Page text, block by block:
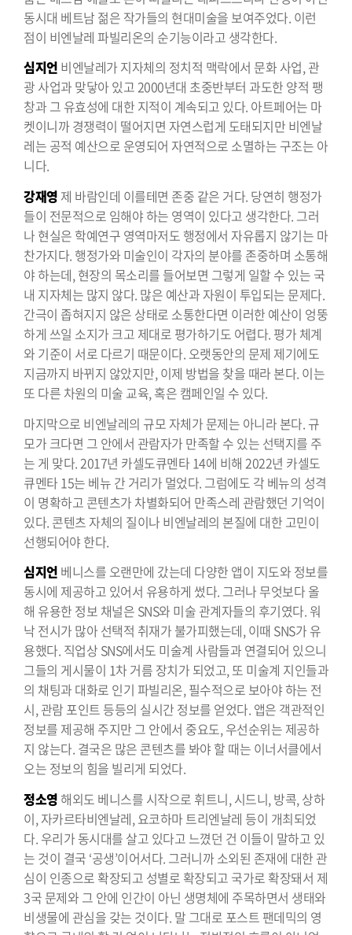
동시대 베트남 젊은 작가들의 현대미술을 보여주었다. 이런
점이 비엔날레 파빌리온의 순기능이라고 생각한다.
심지언 비엔날레가 지자체의 정치적 맥락에서 문화 사업, 관
광 사업과 맞닿아 있고 2000년대 초중반부터 과도한 양적 팽
창과 그 유효성에 대한 지적이 계속되고 있다. 아트페어는 마
켓이니까 경쟁력이 떨어지면 자연스럽게 도태되지만 비엔날
레는 공적 예산으로 운영되어 자연적으로 소멸하는 구조는 아
니다.
강재영 제 바람인데 이를테면 존중 같은 거다. 당연히 행정가
들이 전문적으로 임해야 하는 영역이 있다고 생각한다. 그러
나 현실은 학예연구 영역마저도 행정에서 자유롭지 않기는 마
찬가지다. 행정가와 미술인이 각자의 분야를 존중하며 소통해
야 하는데, 현장의 목소리를 들어보면 그렇게 일할 수 있는 국
내 지자체는 많지 않다. 많은 예산과 자원이 투입되는 문제다.
간극이 좁혀지지 않은 상태로 소통한다면 이러한 예산이 엉뚱
하게 쓰일 소지가 크고 제대로 평가하기도 어렵다. 평가 체계
와 기준이 서로 다르기 때문이다. 오랫동안의 문제 제기에도
지금까지 바뀌지 않았지만, 이제 방법을 찾을 때라 본다. 이는
또 다른 차원의 미술 교육, 혹은 캠페인일 수 있다.
마지막으로 비엔날레의 규모 자체가 문제는 아니라 본다. 규
모가 크다면 그 안에서 관람자가 만족할 수 있는 선택지를 주
는 게 맞다. 2017년 카셀도큐멘타 14에 비해 2022년 카셀도
큐멘타 15는 베뉴 간 거리가 멀었다. 그럼에도 각 베뉴의 성격
이 명확하고 콘텐츠가 차별화되어 만족스레 관람했던 기억이
있다. 콘텐츠 자체의 질이나 비엔날레의 본질에 대한 고민이
선행되어야 한다.
심지언 베니스를 오랜만에 갔는데 다양한 앱이 지도와 정보를
동시에 제공하고 있어서 유용하게 썼다. 그러나 무엇보다 올
해 유용한 정보 채널은 SNS와 미술 관계자들의 후기였다. 워
낙 전시가 많아 선택적 취재가 불가피했는데, 이때 SNS가 유
용했다. 직업상 SNS에서도 미술계 사람들과 연결되어 있으니
그들의 게시물이 1차 거름 장치가 되었고, 또 미술계 지인들과
의 채팅과 대화로 인기 파빌리온, 필수적으로 보아야 하는 전
시, 관람 포인트 등등의 실시간 정보를 얻었다. 앱은 객관적인
정보를 제공해 주지만 그 안에서 중요도, 우선순위는 제공하
지 않는다. 결국은 많은 콘텐츠를 봐야 할 때는 이너서클에서
오는 정보의 힘을 빌리게 되었다.
정소영 해외도 베니스를 시작으로 휘트니, 시드니, 방콕, 상하
이, 자카르타비엔날레, 요코하마 트리엔날레 등이 개최되었
다. 우리가 동시대를 살고 있다고 느꼈던 건 이들이 말하고 있
는 것이 결국 ‘공생’이어서다. 그러니까 소외된 존재에 대한 관
심이 인종으로 확장되고 성별로 확장되고 국가로 확장돼서 제
3국 문제와 그 안에 인간이 아닌 생명체에 주목하면서 생태와
비생물에 관심을 갖는 것이다. 말 그대로 포스트 팬데믹의 영